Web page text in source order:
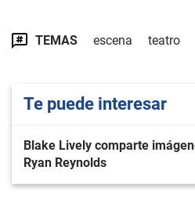
TEMAS escena teatro
Te puede interesar
Blake Lively comparte
Ryan Reynolds